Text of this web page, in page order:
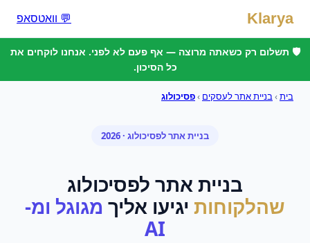
Klarya 💬 וואטסאפ
🛡️ תשלום רק כשאתה מרוצה — אף פעם לא לפני. אנחנו לוקחים את
כל הסיכון.
בית›בניית אתר לעסקים ›פסיכולוג
בניית אתרלפסיכולוג · 2026
בניית אתר לפסיכולוג
שהלקוחות יגיעו אליך מגוגל ומ-
AI